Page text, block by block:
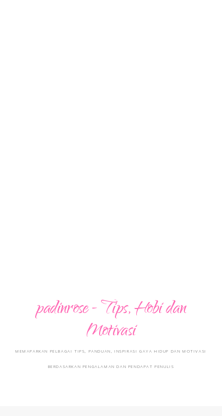
padinrose - Tips, Hobi dan
Motivasi
MEMAPARKAN PELBAGAI TIPS, PANDUAN, INSPIRASI GAYA HIDUP DAN MOTIVASI
BERDASARKAN PENGALAMAN DAN PENDAPAT PENULIS